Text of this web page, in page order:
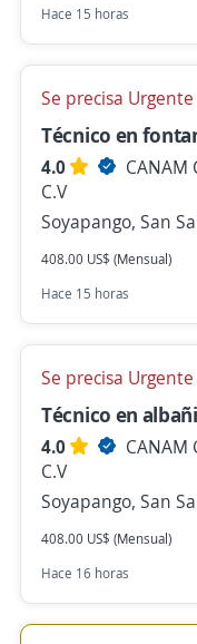
Hace 15 horas
Se precisa Urgente
Técnico en
4.0
CANAM
C.V
Soyapango, San
408.00 US$ (Mensual)
Hace 15 horas
Se precisa Urgente
Técnico en
4.0
CANAM
C.V
Soyapango, San
408.00 US$ (Mensual)
Hace 16 horas